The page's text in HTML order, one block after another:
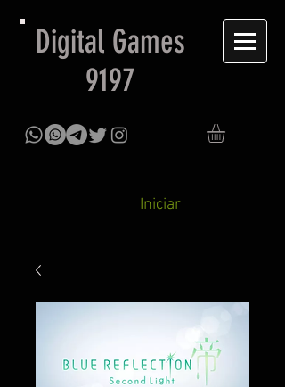
Digital Games
9197
Iniciar